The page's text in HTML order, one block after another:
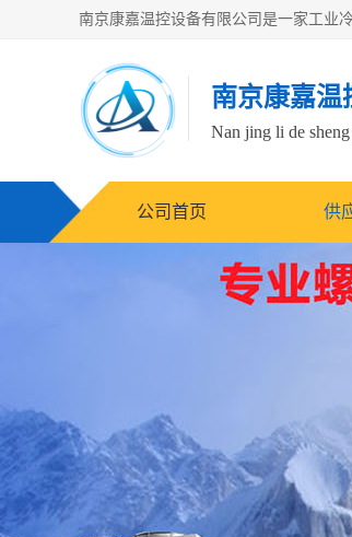
南京康嘉温
Nan jing li de
公司首页 供